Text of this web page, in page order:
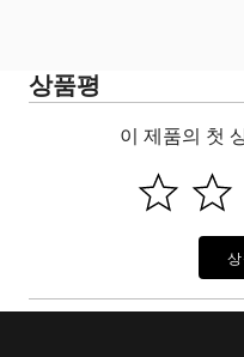
상품평
이 제품의 첫